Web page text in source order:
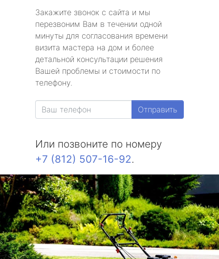
Закажите звонок с сайта и мы
перезвоним Вам в течении одной
минуты для согласования времени
визита мастера на дом и более
детальной консультации решения
Вашей проблемы и стоимости по
телефону.
Отправить
Или позвоните по номеру
+7 (812) 507-16-92.